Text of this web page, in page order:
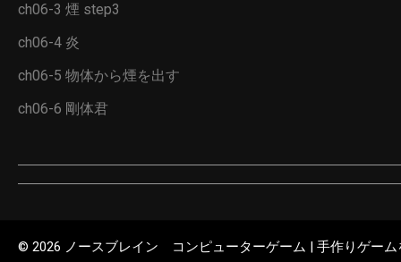
ch06-3 煙 step3
ch06-4 炎
ch06-5 物体から煙を出す
ch06-6 剛体君
© 2026 ノースブレイン コンピューターゲーム | 手作りゲーム